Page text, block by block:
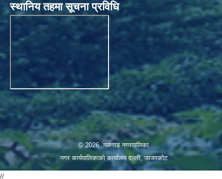
स्थानिय तहमा सूचना प्रविधि
© 2026 नलगाड नगरपालिका
नगर कार्यपालिकाको कार्यालय दल्ली, जाजरकाेट
//